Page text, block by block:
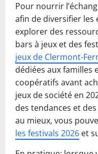
Pour nourrir
afin de diversifier les
explorer des
bars à jeux et des
jeux de Clermont-
dédiées aux familles
coopératifs avant
jeux de société en
des tendances et
au mieux, vous
les festivals 2026 et